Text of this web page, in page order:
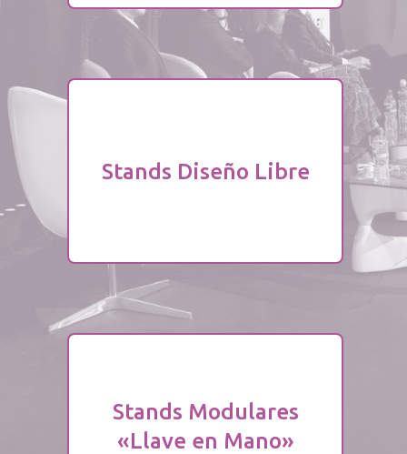
Stands Diseño Libre
Stands Modulares
«Llave en Mano»
«Llave en Mano»